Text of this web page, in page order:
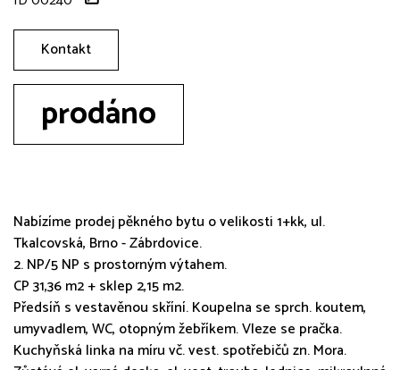
Kontakt
prodáno
Nabízíme prodej pěkného bytu o velikosti 1+kk, ul.
Tkalcovská, Brno - Zábrdovice.
2. NP/5 NP s prostorným výtahem.
CP 31,36 m2 + sklep 2,15 m2.
Předsíň s vestavěnou skříní. Koupelna se sprch. koutem,
umyvadlem, WC, otopným žebříkem. Vleze se pračka.
Kuchyňská linka na míru vč. vest. spotřebičů zn. Mora.